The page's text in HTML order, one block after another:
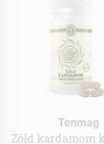
Tenmag
Zöld kardamom